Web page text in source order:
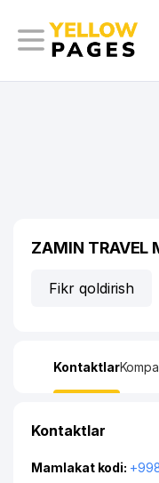
ZAMIN TRAVEL
Fikr qoldirish
Kontaktlar
Kontaktlar
Mamlakat kodi: